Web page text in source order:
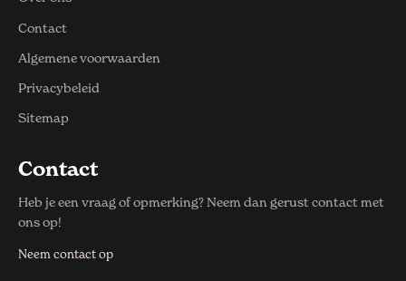
Contact
Algemene voorwaarden
Privacybeleid
Sitemap
Contact
Heb je een vraag of opmerking? Neem dan gerust contact met
ons op!
Neem contact op